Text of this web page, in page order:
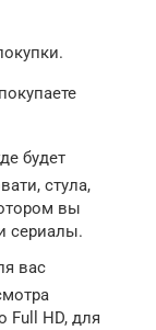
будет
стула,
вы
сериалы.
вас
Full HD, для